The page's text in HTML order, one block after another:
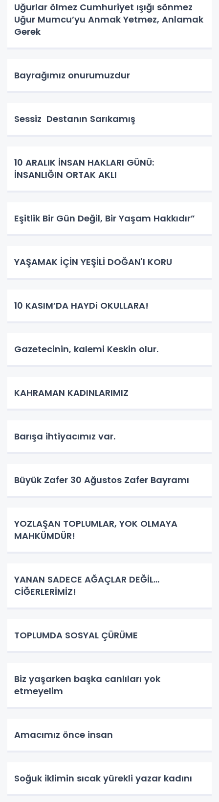
Uğurlar ölmez Cumhuriyet ışığı sönmez
Uğur Mumcu’yu Anmak Yetmez, Anlamak
Gerek
Bayrağımız onurumuzdur
Sessiz Destanın Sarıkamış
10 ARALIK İNSAN HAKLARI GÜNÜ:
İNSANLIĞIN ORTAK AKLI
Eşitlik Bir Gün Değil, Bir Yaşam Hakkıdır”
YAŞAMAK İÇİN YEŞİLİ DOĞAN'I KORU
10 KASIM’DA HAYDi OKULLARA!
Gazetecinin, kalemi Keskin olur.
KAHRAMAN KADINLARIMIZ
Barışa ihtiyacımız var.
Büyük Zafer 30 Ağustos Zafer Bayramı
YOZLAŞAN TOPLUMLAR, YOK OLMAYA
MAHKÜMDÜR!
YANAN SADECE AĞAÇLAR DEĞİL…
CİĞERLERİMİZ!
TOPLUMDA SOSYAL ÇÜRÜME
Biz yaşarken başka canlıları yok
etmeyelim
Amacımız önce insan
Soğuk iklimin sıcak yürekli yazar kadını